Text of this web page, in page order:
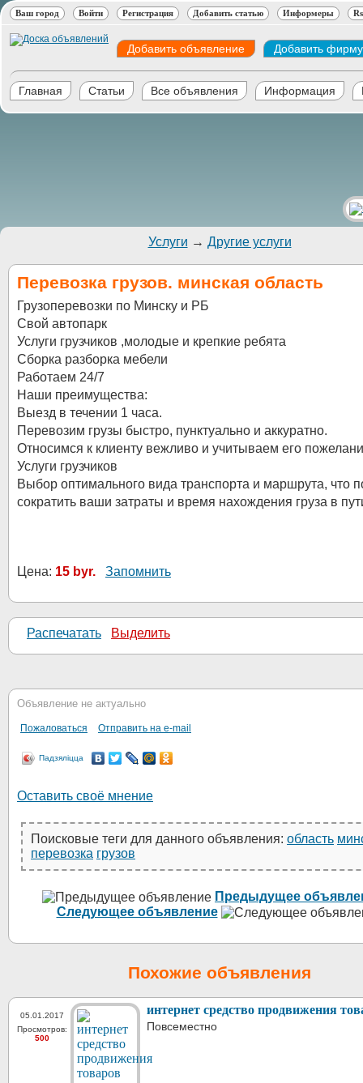
Ваш город Войти Регистрация Добавить статью Информеры
Добавить объявление Добавить фирму
Главная Статьи Все объявления Информация
Услуги → Другие услуги
Перевозка грузов. минская область
Грузоперевозки по Минску и РБ
Свой автопарк
Услуги грузчиков ,молодые и крепкие ребята
Сборка разборка мебели
Работаем 24/7
Наши преимущества:
Выезд в течении 1 часа.
Перевозим грузы быстро, пунктуально и аккуратно.
Относимся к клиенту вежливо и учитываем его
Услуги грузчиков
Выбор оптимального вида транспорта и маршрута, что
сократить ваши затраты и время нахождения груза в
Цена: 15 byr. Запомнить
Распечатать Выделить
Объявление не актуально
Пожаловаться Отправить на e-mail
Падзяліцца
Оставить своё мнение
Поисковые теги для данного объявления: область
перевозка грузов
Предыдущее
Следующее объявление
Похожие объявления
05.01.2017
Просмотров:
500
интернет средство продвижения
Повсеместно